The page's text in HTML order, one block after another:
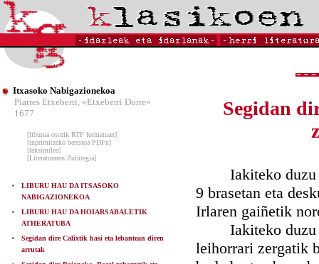
Itxasoko Nabigazionekoa
Piarres Etxeberri, «Etxeberri Dorre»
1677
[liburua osorik RTF formatuan]
[inprimitzeko bertsioa PDFn]
[faksimilea]
[Literaturaren Zubitegia]
LIBURU HAU DA ITSASOKO
NABIGAZIONEKOA
LIBURU HAU DA HOIARSABALETIK
ATHERATUBA
Segidan dire Calixtik hasi eta lebantean diren
arrutak
Segidan
Iakiteko duzu
9 brasetan eta
Irlaren gaiñetik
Iakiteko duzu
leihorrari zergatik